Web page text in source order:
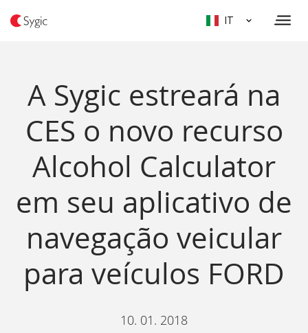
IT
A Sygic estreará na
CES o novo recurso
Alcohol Calculator
em seu aplicativo de
navegação veicular
para veículos FORD
10. 01. 2018